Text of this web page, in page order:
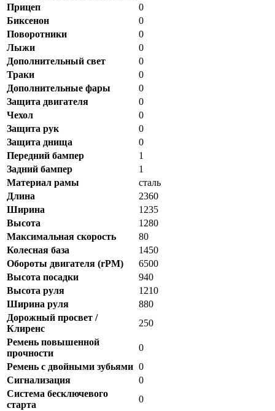
Прицеп
0
Биксенон
0
Поворотники
0
Лыжи
0
Дополнительный свет
0
Траки
0
Дополнительные фары
0
Защита двигателя
0
Чехол
0
Защита рук
0
Защита днища
0
Передний бампер
1
Задний бампер
1
Материал рамы
сталь
Длина
2360
Ширина
1235
Высота
1280
Максимальная скорость
80
Колесная база
1450
Обороты двигателя (rPM)
6500
Высота посадки
940
Высота руля
1210
Ширина руля
880
Дорожный просвет /
Клиренс
250
Ремень повышенной
прочности
0
Ремень с двойными зубьями 0
Сигнализация
0
Система бесключевого
старта
0